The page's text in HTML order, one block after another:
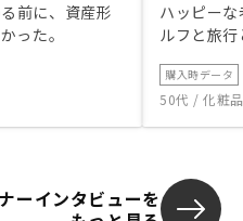
前に、資産形
った。
ハッピー
ルフと旅
購入時データ
50代 / 化粧
ーインタビューを